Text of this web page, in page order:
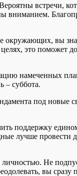
встречи,
вниманием.
вы
это поможет
намеченных
– суббота.
под новые
поддержку
лучше
Не
вы сразу